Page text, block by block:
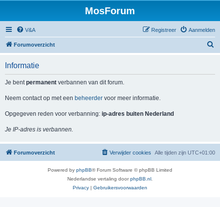
MosForum
V&A Aanmelden
Registreer
Forumoverzicht
Informatie
Je bentpermanent verbannen van dit forum.
Neem contact op met een beheerder voor meer informatie.
Opgegeven reden voor verbanning: ip-adres buiten Nederland
Je IP-adres is verbannen.
Forumoverzicht Alle tijden zijn UTC+01:00
Verwijder cookies
Powered by phpBB® Forum Software © phpBB Limited
Nederlandse vertaling doorphpBB.nl
Privacy | Gebruikersvoorwaarden